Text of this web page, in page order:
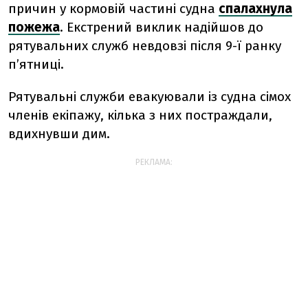
причин у кормовій частині судна спалахнула
пожежа. Екстрений виклик надійшов до
рятувальних служб невдовзі після 9-ї ранку
п’ятниці.
Рятувальні служби евакуювали із судна сімох
членів екіпажу, кілька з них постраждали,
вдихнувши дим.
РЕКЛАМА: